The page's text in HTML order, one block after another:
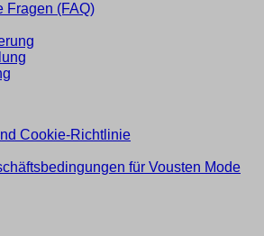
Fragen (FAQ)
Cookie-Richtlinie
für Vousten Mode